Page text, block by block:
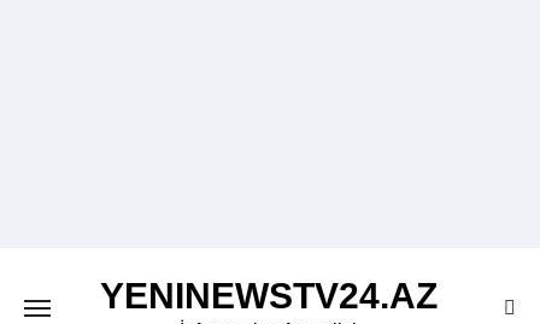
YENINEWSTV24.AZ